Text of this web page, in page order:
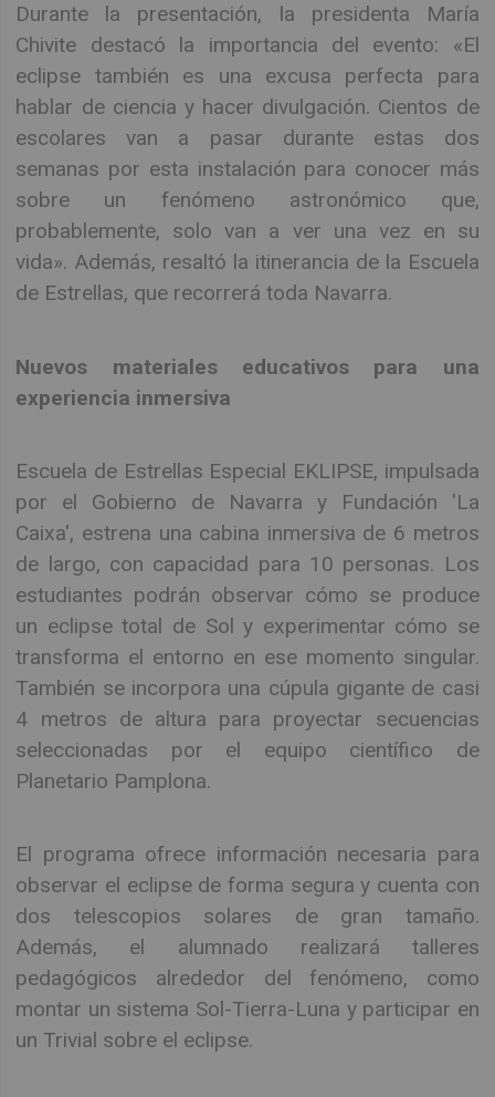
Durante la presentación, la presidenta María
Chivite destacó la importancia del evento: «El
eclipse también es una excusa perfecta para
hablar de ciencia y hacer divulgación. Cientos de
escolares van a pasar durante estas dos
semanas por esta instalación para conocer más
sobre un fenómeno astronómico que,
probablemente, solo van a ver una vez en su
vida». Además, resaltó la itinerancia de la Escuela
de Estrellas, que recorrerá toda Navarra.
Nuevos materiales educativos para una
experiencia inmersiva
Escuela de Estrellas Especial EKLIPSE, impulsada
por el Gobierno de Navarra y Fundación 'La
Caixa', estrena una cabina inmersiva de 6 metros
de largo, con capacidad para 10 personas. Los
estudiantes podrán observar cómo se produce
un eclipse total de Sol y experimentar cómo se
transforma el entorno en ese momento singular.
También se incorpora una cúpula gigante de casi
4 metros de altura para proyectar secuencias
seleccionadas por el equipo científico de
Planetario Pamplona.
El programa ofrece información necesaria para
observar el eclipse de forma segura y cuenta con
dos telescopios solares de gran tamaño.
Además, el alumnado realizará talleres
pedagógicos alrededor del fenómeno, como
montar un sistema Sol-Tierra-Luna y participar en
un Trivial sobre el eclipse.